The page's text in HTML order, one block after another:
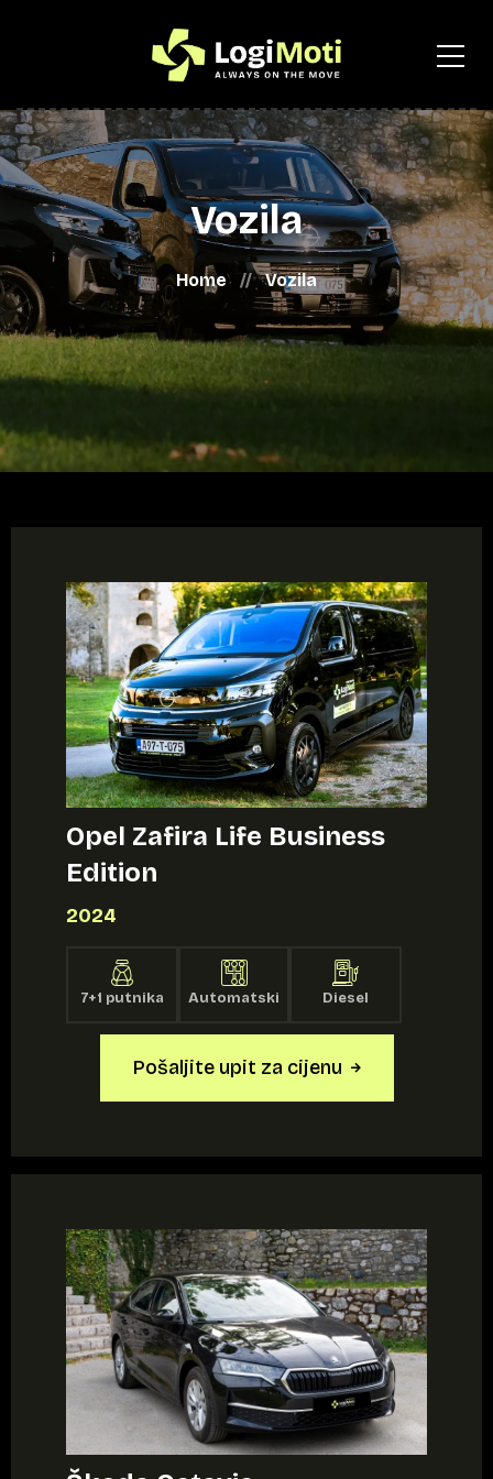
Vozila
Home Vozila
Opel Zafira Life Business
Edition
2024
7+1 putnika Automatski Diesel
Pošaljite upit za cijenu